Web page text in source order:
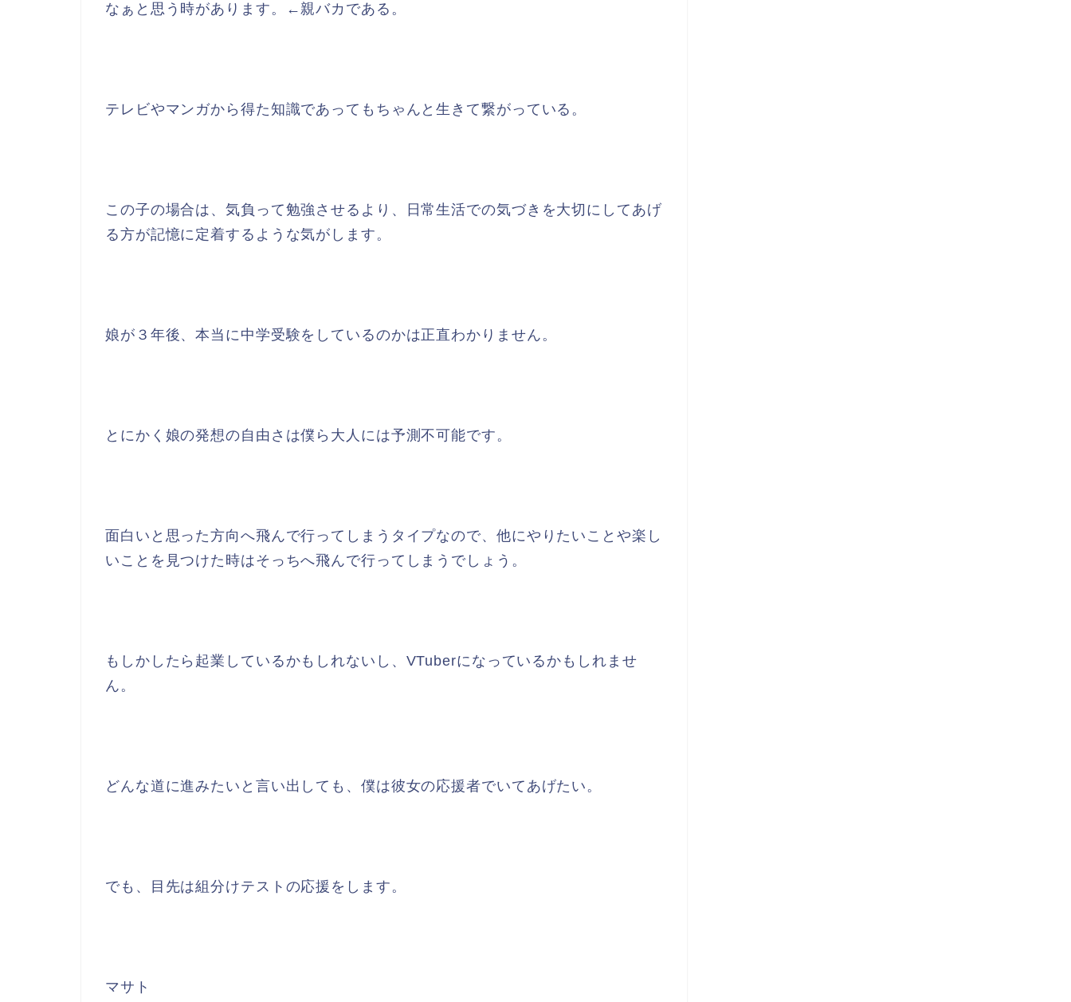
なぁと思う時があります。←親バカである。
テレビやマンガから得た知識であってもちゃんと生きて繋がっている。
この子の場合は、気負って勉強させるより、日常生活での気づきを大切にしてあげ
る方が記憶に定着するような気がします。
娘が３年後、本当に中学受験をしているのかは正直わかりません。
とにかく娘の発想の自由さは僕ら大人には予測不可能です。
面白いと思った方向へ飛んで行ってしまうタイプなので、他にやりたいことや楽し
いことを見つけた時はそっちへ飛んで行ってしまうでしょう。
もしかしたら起業しているかもしれないし、VTuberになっているかもしれませ
ん。
どんな道に進みたいと言い出しても、僕は彼女の応援者でいてあげたい。
でも、目先は組分けテストの応援をします。
マサト